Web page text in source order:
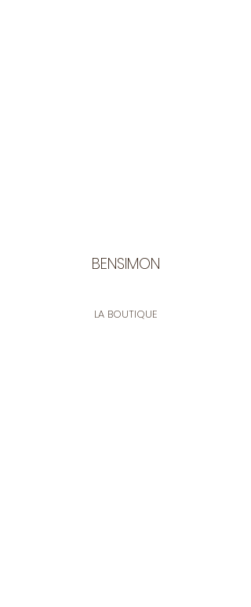
BENSIMON
LA BOUTIQUE